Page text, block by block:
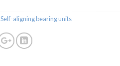
Self-aligning bearing units